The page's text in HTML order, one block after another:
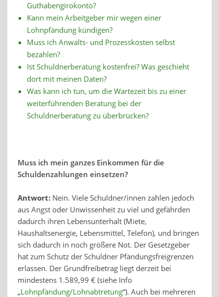
Guthabengirokonto?
Kann mein Arbeitgeber mir wegen einer
Lohnpfändung kündigen?
Muss ich Anwalts- und Prozesskosten selbst
bezahlen?
Ist Schuldnerberatung kostenfrei? Was geschieht
dort mit meinen Daten?
Was kann ich tun, um die Wartezeit bis zu einer
weiterführenden Beratung bei der
Schuldnerberatung zu überbrücken?
Muss ich mein ganzes Einkommen für die
Schuldenzahlungen einsetzen?
Antwort:Nein. Viele Schuldner/innen zahlen jedoch
aus Angst oder Unwissenheit zu viel und gefährden
dadurch ihren Lebensunterhalt (Miete,
Haushaltsenergie, Lebensmittel, Telefon), und bringen
sich dadurch in noch größere Not. Der Gesetzgeber
hat zum Schutz der Schuldner Pfändungsfreigrenzen
erlassen. Der Grundfreibetrag liegt derzeit bei
mindestens 1.589,99 € (siehe Info
„Lohnpfändung/Lohn­abtre­tung“). Auch bei mehreren